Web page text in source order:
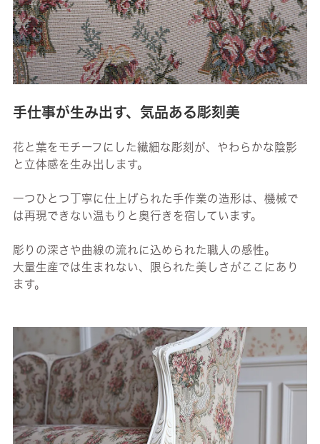
手仕事が生み出す、気品ある彫刻美
花と葉をモチーフにした繊細な彫刻が、やわらかな陰影
と立体感を生み出します。
一つひとつ丁寧に仕上げられた手作業の造形は、機械で
は再現できない温もりと奥行きを宿しています。
彫りの深さや曲線の流れに込められた職人の感性。
大量生産では生まれない、限られた美しさがここにあり
ます。